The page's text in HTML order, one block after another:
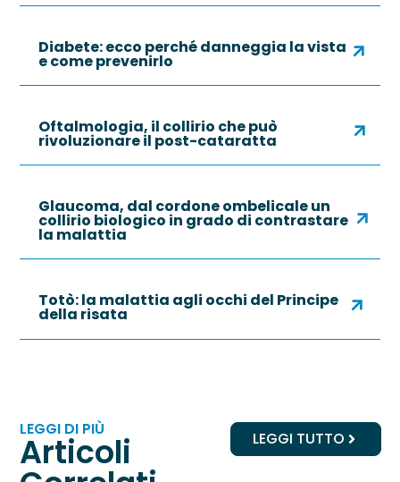
Diabete: ecco perché danneggia la vista
e come prevenirlo
Oftalmologia, il collirio che può
rivoluzionare il post-cataratta
Glaucoma, dal cordone ombelicale un
collirio biologico in grado di contrastare
la malattia
Totò: la malattia agli occhi del Principe
della risata
LEGGI DI PIÙ
Articoli LEGGI TUTTO